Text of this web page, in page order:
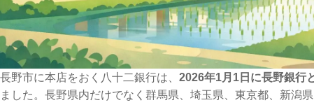
野市に本店をおく八十二銀行は、 2026年1月1日に長野銀行
した。長野県内だけでなく群馬県、埼玉県、東京都、新潟